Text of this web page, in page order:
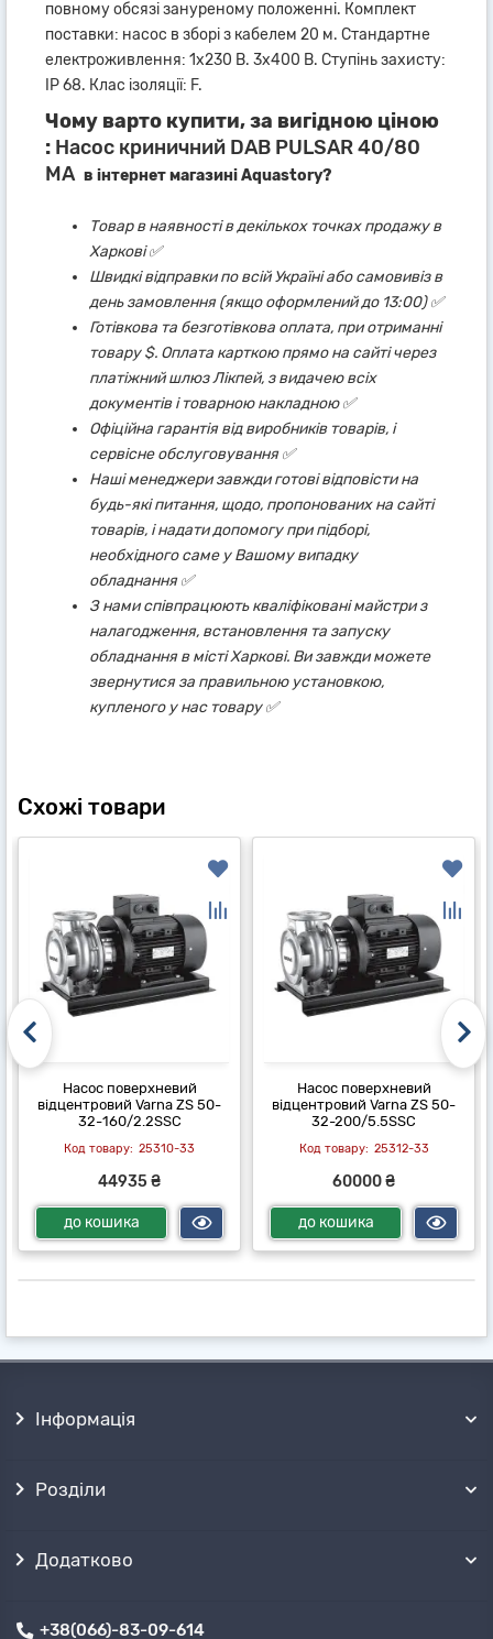
повному обсязі зануреному положенні. Комплект
поставки: насос в зборі з кабелем 20 м. Стандартне
електроживлення: 1x230 В. 3x400 В. Ступінь захисту:
IP 68. Клас ізоляції: F.
Чому варто купити, за вигідною ціною
: Насос криничний DAB PULSAR 40/80
MA в інтернет магазині Aquastory?
Товар в наявності в декількох точках продажу в
Харкові ✅
Швидкі відправки по всій Україні або самовивіз в
день замовлення (якщо оформлений до 13:00) ✅
Готівкова та безготівкова оплата, при отриманні
товару $. Оплата карткою прямо на сайті через
платіжний шлюз Лікпей, з видачею всіх
документів і товарною накладною ✅
Офіційна гарантія від виробників товарів, і
сервісне обслуговування ✅
Наші менеджери завжди готові відповісти на
будь-які питання, щодо, пропонованих на сайті
товарів, і надати допомогу при підборі,
необхідного саме у Вашому випадку
обладнання ✅
З нами співпрацюють кваліфіковані майстри з
налагодження, встановлення та запуску
обладнання в місті Харкові. Ви завжди можете
звернутися за правильною установкою,
купленого у нас товару ✅
Схожі товари
Насос поверхневий
відцентровий Varna ZS 50-
32-160/2.2SSC
25310-33
44935 ₴
до кошика
Насос поверхневий
відцентровий Varna ZS 50-
32-200/5.5SSC
25312-33
60000 ₴
до кошика
Інформація
Розділи
Додатково
+38(066)-83-09-614